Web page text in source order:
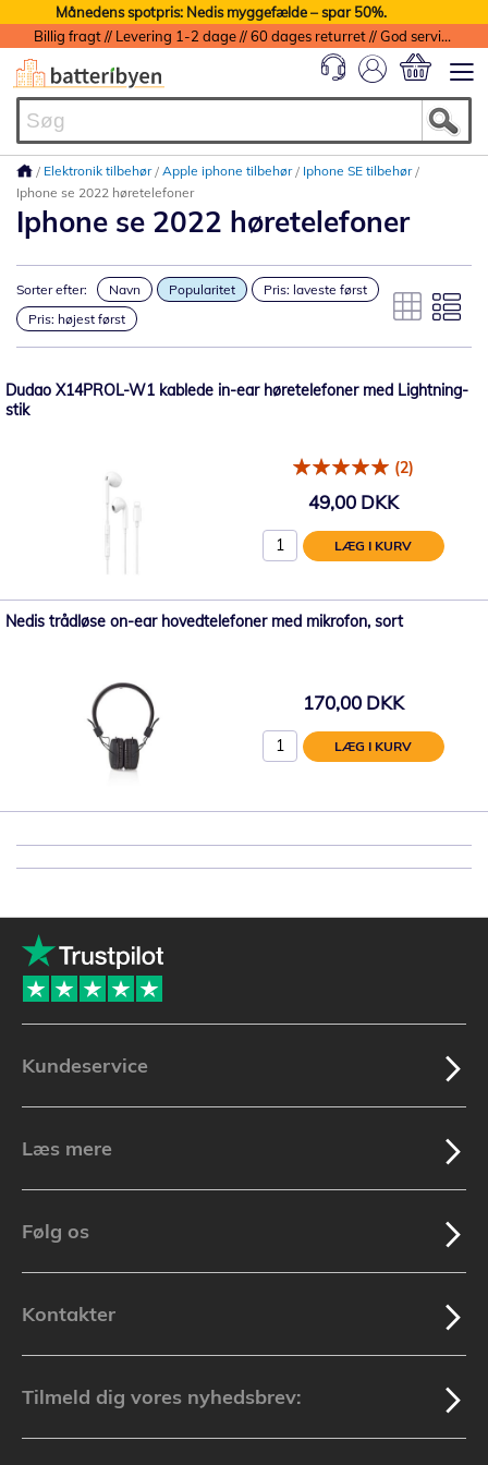
Månedens spotpris: Nedis myggefælde – spar 50%.
Billig fragt // Levering 1-2 dage // 60 dages returret // God service med garanti
Elektronik tilbehør Apple iphone tilbehør
Iphone SE tilbehør
Iphone se 2022 høretelefoner
Iphone se 2022 høretelefoner
Sorter efter: Navn Popularitet
Pris: laveste først
Pris: højest først
Dudao X14PROL-W1 kablede in-ear høretelefoner med Lightning-
stik
(2)
49,00 DKK
LÆG I KURV
Nedis trådløse on-ear hovedtelefoner med mikrofon, sort
170,00 DKK
LÆG I KURV
Kundeservice
Læs mere
Følg os
Kontakter
Tilmeld dig vores nyhedsbrev: